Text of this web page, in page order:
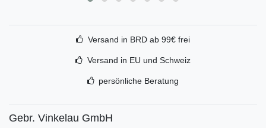
Versand in BRD ab 99€ frei
Versand in EU und Schweiz
persönliche Beratung
Gebr. Vinkelau GmbH